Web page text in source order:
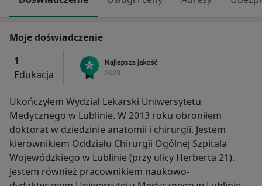
Moje doświadczenie
1
Edukacja
Ukończyłem Wydział Lekarski Uniwersytetu
Medycznego w Lublinie. W 2013 roku obroniłem
doktorat w dziedzinie anatomii i chirurgii. Jestem
kierownikiem Oddziału Chirurgii Ogólnej Szpitala
Wojewódzkiego w Lublinie (przy ulicy Herberta 21).
Jestem również pracownikiem naukowo-